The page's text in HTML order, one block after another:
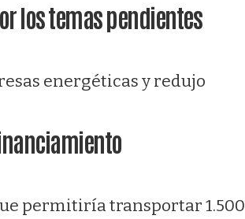
los temas pendientes
energéticas y redujo
permitiría transportar 1.500